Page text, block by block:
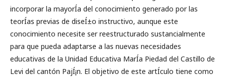
incorporar la mayorÍ­a del conocimiento generado por las
teorÍ­as previas de diseÍ±o instructivo, aunque este
conocimiento necesite ser reestructurado sustancialmente
para que pueda adaptarse a las nuevas necesidades
educativas de la Unidad Educativa MarÍ­a Piedad del Castillo de
Levi del cantón PajÍ¡n. El objetivo de este artÍ­culo tiene como